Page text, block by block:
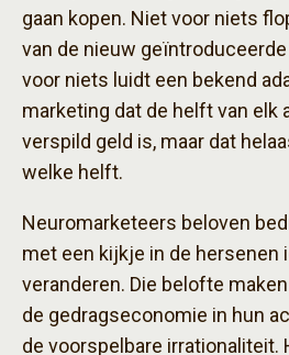
gaan kopen. Niet voor niets
van de nieuw
voor niets luidt een bekend
marketing dat de helft van elk
verspild geld is, maar dat
welke helft.
Neuromarketeers beloven
met een kijkje in de hersenen
veranderen. Die belofte
de gedragseconomie in hun
de voorspelbare irrationaliteit.